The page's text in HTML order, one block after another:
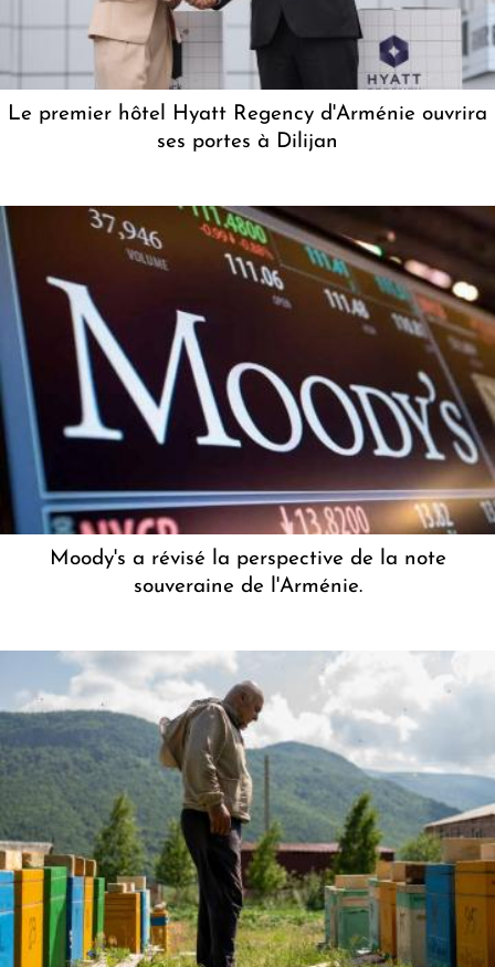
Le premier hôtel Hyatt Regency d'Arménie ouvrira
ses portes à Dilijan
Moody's a révisé la perspective de la note
souveraine de l'Arménie.